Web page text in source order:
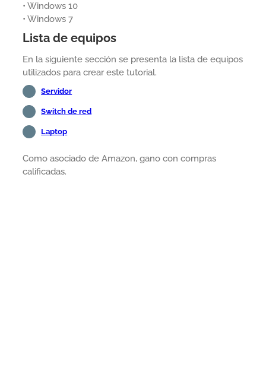
• Windows 10
• Windows 7
Lista de equipos
En la siguiente sección se presenta la lista de equipos
utilizados para crear este tutorial.
Servidor
Switch de red
Laptop
Como asociado de Amazon, gano con compras
calificadas.